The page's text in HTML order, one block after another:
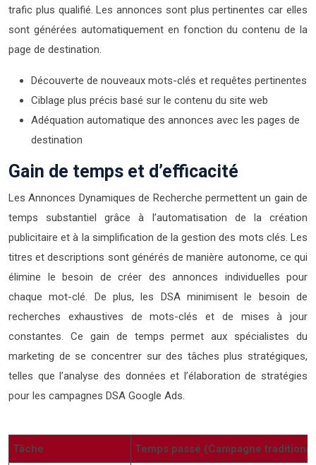
trafic plus qualifié. Les annonces sont plus pertinentes car elles
sont générées automatiquement en fonction du contenu de la
page de destination.
Découverte de nouveaux mots-clés et requêtes pertinentes
Ciblage plus précis basé sur le contenu du site web
Adéquation automatique des annonces avec les pages de
destination
Gain de temps et d’efficacité
Les Annonces Dynamiques de Recherche permettent un gain de
temps substantiel grâce à l’automatisation de la création
publicitaire et à la simplification de la gestion des mots clés. Les
titres et descriptions sont générés de manière autonome, ce qui
élimine le besoin de créer des annonces individuelles pour
chaque mot-clé. De plus, les DSA minimisent le besoin de
recherches exhaustives de mots-clés et de mises à jour
constantes. Ce gain de temps permet aux spécialistes du
marketing de se concentrer sur des tâches plus stratégiques,
telles que l’analyse des données et l’élaboration de stratégies
pour les campagnes DSA Google Ads.
Tâche Temps passé (Campagne